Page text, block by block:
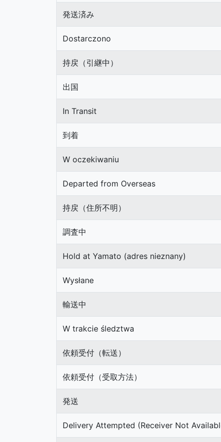
発送済み
Dostarczono
持戻（引継中）
出国
In Transit
到着
W oczekiwaniu
Departed from Overseas
持戻（住所不明）
調査中
Hold at Yamato (adres nieznany)
Wysłane
輸送中
W trakcie śledztwa
依頼受付（転送）
依頼受付（受取方法）
発送
Delivery Attempted (Receiver Not